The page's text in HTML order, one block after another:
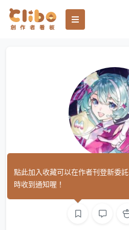
鹿筱燭
點此加入收藏可以在作者刊登新委託
時收到通知喔！